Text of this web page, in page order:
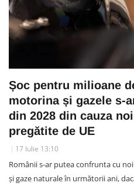
Șoc pentru milioane
motorina și gazele s-
din 2028 din cauza
pregătite de UE
17 Iulie 13:10
Românii s-ar putea confrunta cu
și gaze naturale în următorii ani,